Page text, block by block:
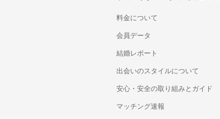
料金について
会員データ
結婚レポート
出会いのスタイルについて
安心・安全の取り組みとガイド
マッチング速報